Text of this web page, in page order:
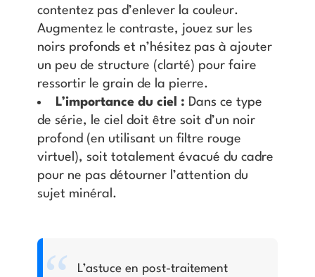
contentez pas d’enlever la couleur.
Augmentez le contraste, jouez sur les
noirs profonds et n’hésitez pas à ajouter
un peu de structure (clarté) pour faire
ressortir le grain de la pierre.
L’importance du ciel : Dans ce type
de série, le ciel doit être soit d’un noir
profond (en utilisant un filtre rouge
virtuel), soit totalement évacué du cadre
pour ne pas détourner l’attention du
sujet minéral.
L’astuce en post-traitement